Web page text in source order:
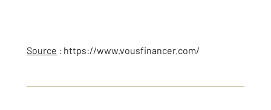
Source : https://www.vousfinancer.com/